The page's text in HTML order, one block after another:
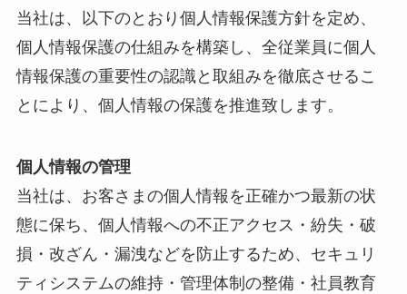
当社は、以下のとおり個人情報保護方針を定め、
個人情報保護の仕組みを構築し、全従業員に個人
情報保護の重要性の認識と取組みを徹底させるこ
とにより、個人情報の保護を推進致します。
個人情報の管理
当社は、お客さまの個人情報を正確かつ最新の状
態に保ち、個人情報への不正アクセス・紛失・破
損・改ざん・漏洩などを防止するため、セキュリ
ティシステムの維持・管理体制の整備・社員教育